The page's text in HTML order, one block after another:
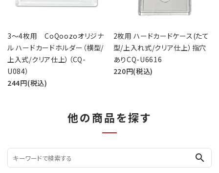
3～4枚用 CoQoozoオリジナ
ル ハードカードホルダー（横型/
上入式/クリア仕上）（CQ-
U084）
244円(税込)
2枚用 ハードカードケース(たて
型/上入れ式/クリア仕上）指穴
ありCQ-U6616
220円(税込)
他の商品を探す
search